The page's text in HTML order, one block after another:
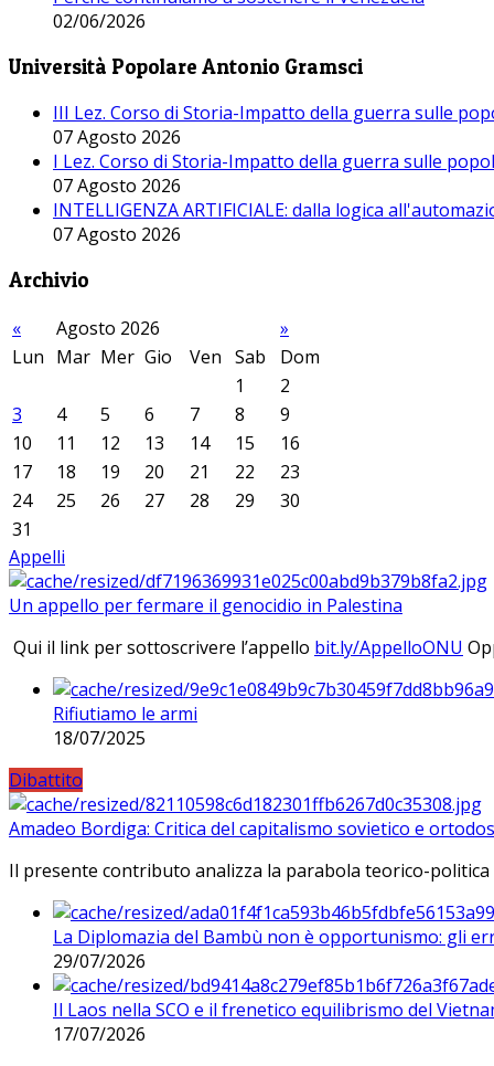
02/06/2026
Università Popolare Antonio Gramsci
III Lez. Corso di Storia-Impatto della guerra sulle
07 Agosto 2026
I Lez. Corso di Storia-Impatto della guerra sulle
07 Agosto 2026
INTELLIGENZA ARTIFICIALE: dalla logica
07 Agosto 2026
Archivio
« Agosto 2026
»
Lun Mar Mer Gio Ven Sab
Dom
1
2
3
4 5 6 7 8
9
10
11 12 13 14 15
16
17
18 19 20 21 22
23
24
25 26 27 28 29
30
31
Appelli
Un appello per fermare il genocidio in Palestina
Qui il link per sottoscrivere l’appello bit.ly/AppelloONU
Rifiutiamo le armi
18/07/2025
Dibattito
Amadeo Bordiga: Critica del capitalismo sovietico e
Il presente contributo analizza la parabola teorico-
La Diplomazia del Bambù non è opportunismo: gli
29/07/2026
Il Laos nella SCO e il frenetico equilibrismo del
17/07/2026